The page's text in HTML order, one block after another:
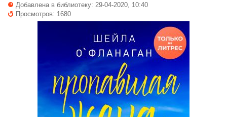
Добавлена в библиотеку: 29-04-2020, 10:40
Просмотров: 1680